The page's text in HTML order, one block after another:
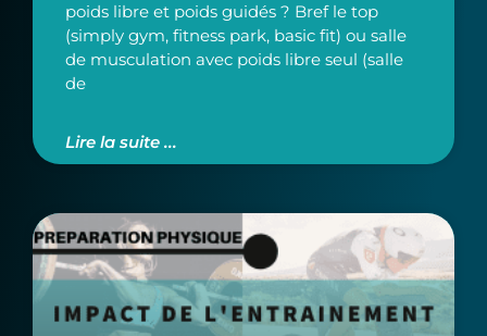
poids libre et poids guidés ? Bref le top
(simply gym, fitness park, basic fit) ou salle
de musculation avec poids libre seul (salle
de
Lire la suite ...